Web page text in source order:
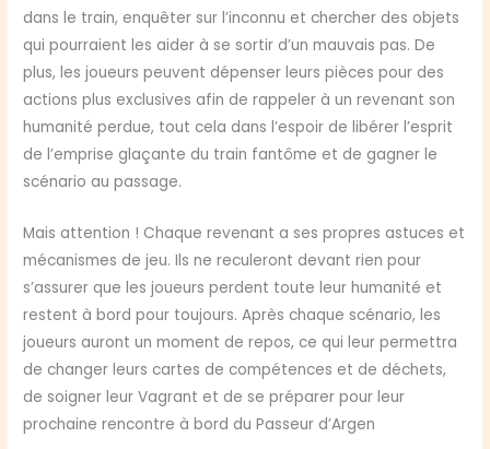
dans le train, enquêter sur l’inconnu et chercher des objets
qui pourraient les aider à se sortir d’un mauvais pas. De
plus, les joueurs peuvent dépenser leurs pièces pour des
actions plus exclusives afin de rappeler à un revenant son
humanité perdue, tout cela dans l’espoir de libérer l’esprit
de l’emprise glaçante du train fantôme et de gagner le
scénario au passage.
Mais attention ! Chaque revenant a ses propres astuces et
mécanismes de jeu. Ils ne reculeront devant rien pour
s’assurer que les joueurs perdent toute leur humanité et
restent à bord pour toujours. Après chaque scénario, les
joueurs auront un moment de repos, ce qui leur permettra
de changer leurs cartes de compétences et de déchets,
de soigner leur Vagrant et de se préparer pour leur
prochaine rencontre à bord du Passeur d’Argen